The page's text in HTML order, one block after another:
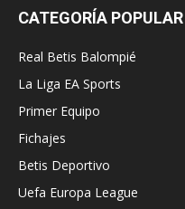
CATEGORÍA POPULAR
Real Betis Balompié
La Liga EA Sports
Primer Equipo
Fichajes
Betis Deportivo
Uefa Europa League